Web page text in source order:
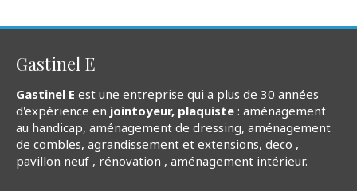
Gastinel E
Gastinel E est une entreprise qui a plus de 30 années
d'expérience en jointoyeur, plaquiste : aménagement
au handicap, aménagement de dressing, aménagement
de combles, agrandissement et extensions, deco ,
pavillon neuf , rénovation , aménagement intérieur.